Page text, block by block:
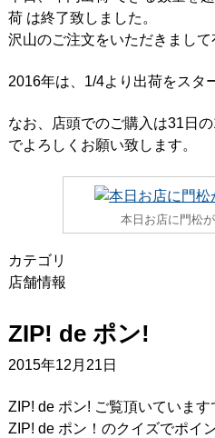
荷 は終了致しました。
沢山のご注文をいただきまして
2016年は、1/4より出荷をスタ
なお、店頭でのご購入は31日
でよろしくお願い致します。
本日お店に門松
カテゴリ
店舗情報
ZIP! de ポン!
2015年12月21日
ZIP! de ポン! ご覧頂いています
ZIP! de ポン！のクイズでポイ